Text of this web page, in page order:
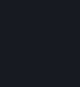
Por favor ten en
Una vez que la
renovará
contenido y los